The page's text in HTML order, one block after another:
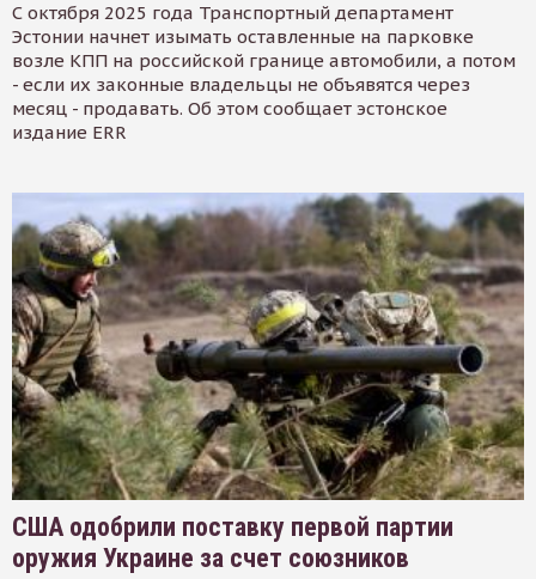
С октября 2025 года Транспортный департамент
Эстонии начнет изымать оставленные на парковке
возле КПП на российской границе автомобили, а потом
- если их законные владельцы не объявятся через
месяц - продавать. Об этом сообщает эстонское
издание ERR
США одобрили поставку первой партии
оружия Украине за счет союзников